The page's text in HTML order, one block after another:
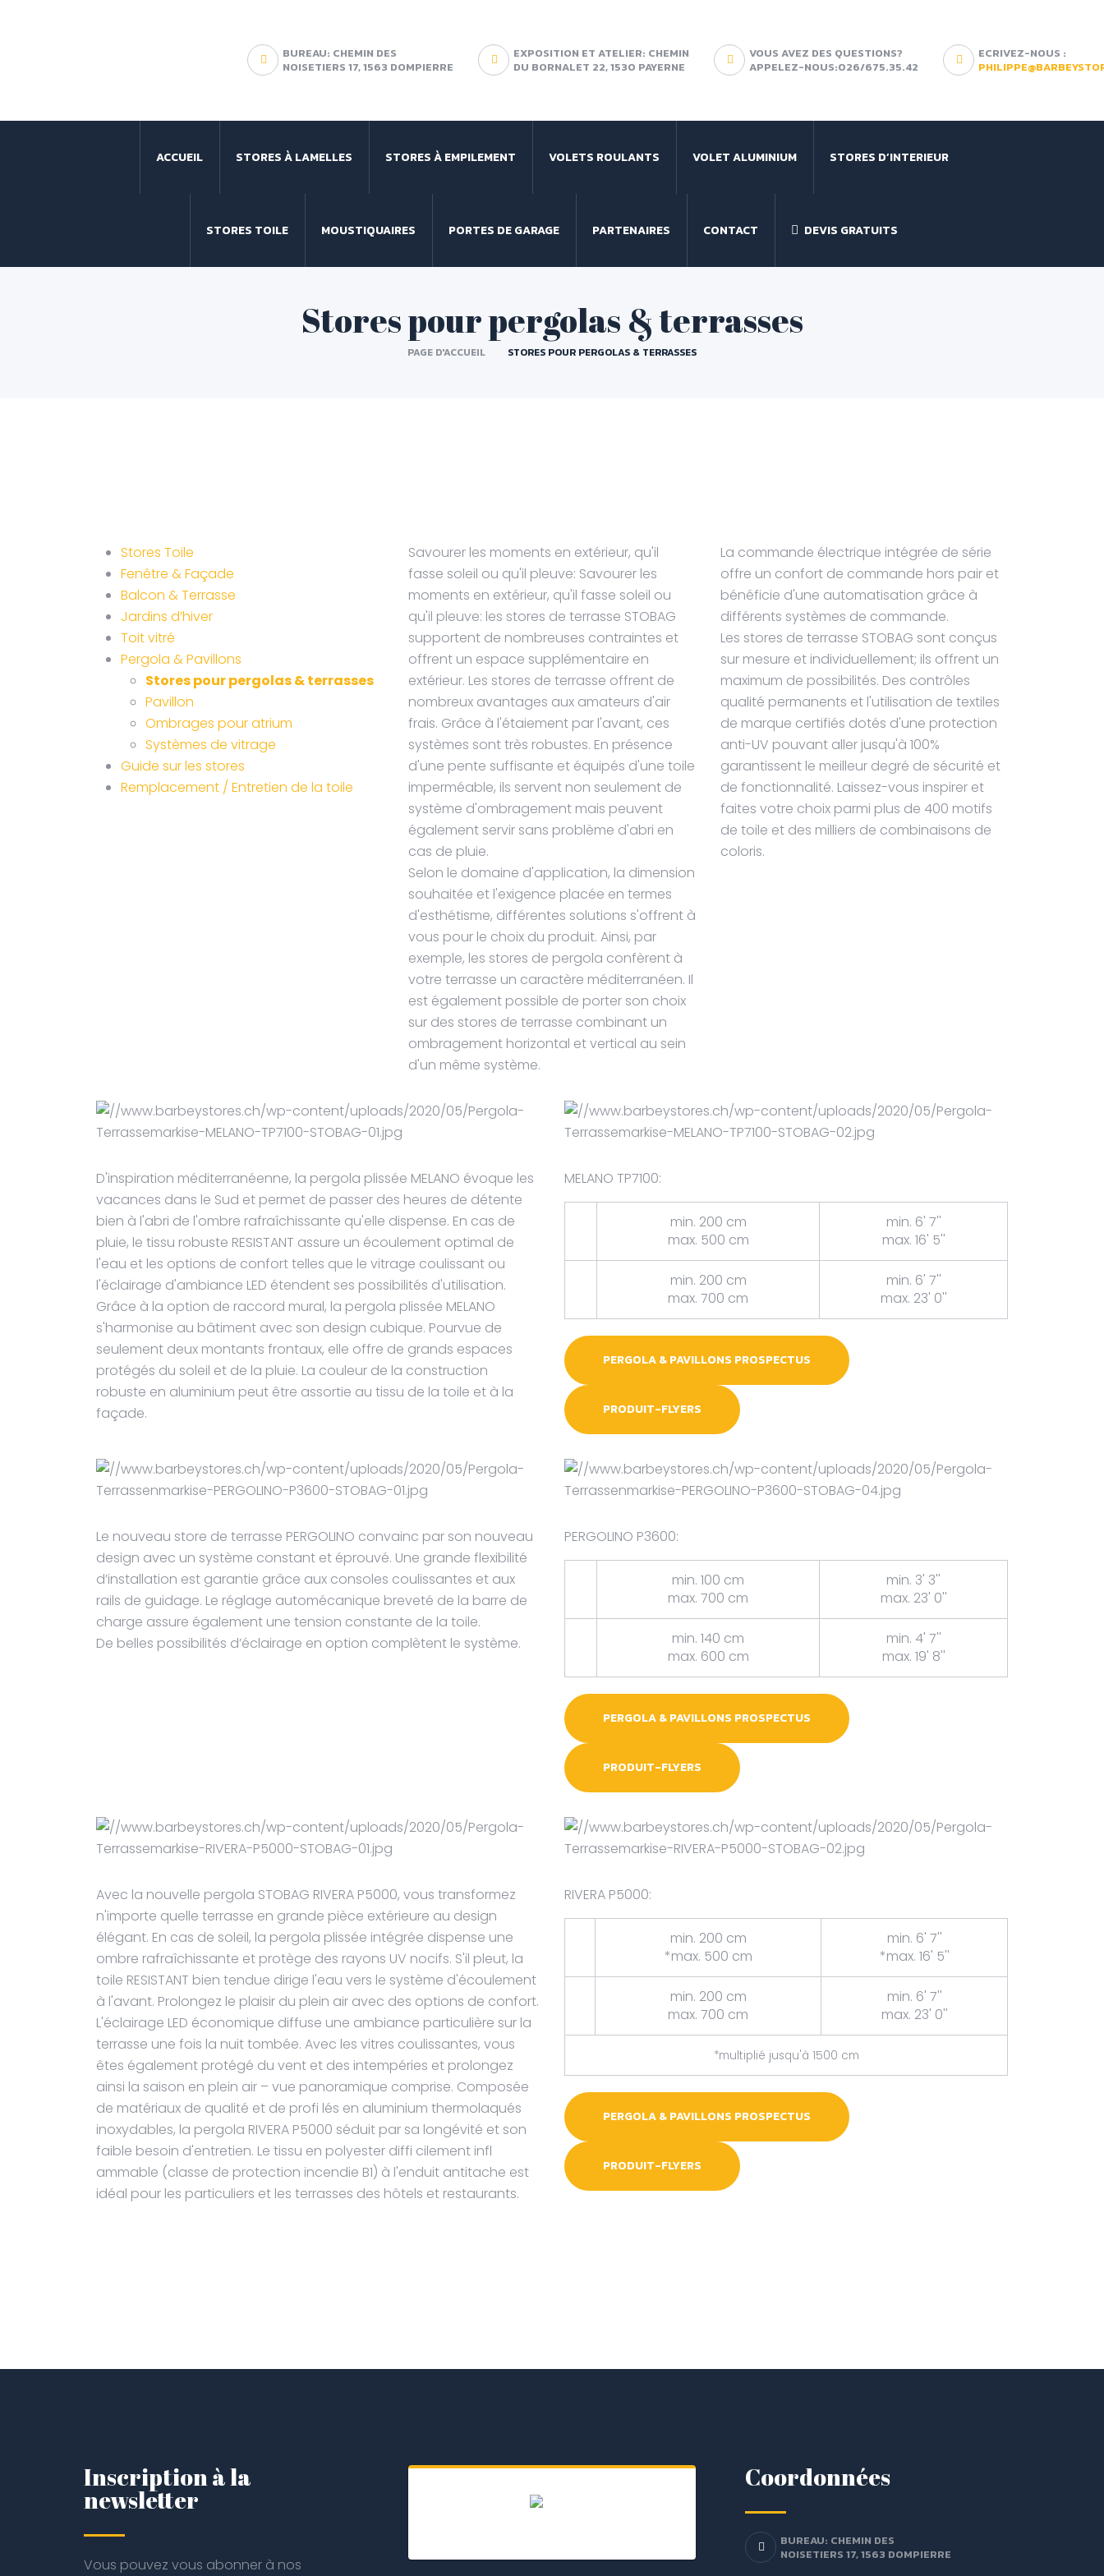
BUREAU: CHEMIN DES
NOISETIERS 17, 1563 DOMPIERRE
EXPOSITION ET ATELIER: CHEMIN
DU BORNALET 22, 1530 PAYERNE
VOUS AVEZ DES QUESTIONS?
APPELEZ-NOUS:026/675.35.42
ECRIVEZ-NOUS :
ACCUEIL STORES À LAMELLES STORES À EMPILEMENT VOLETS ROULANTS VOLET ALUMINIUM STORES D’INTERIEUR
STORES TOILE MOUSTIQUAIRES PORTES DE GARAGE PARTENAIRES CONTACT DEVIS GRATUITS
Stores pour pergolas & terrasses
PAGE D'ACCUEIL STORES POUR PERGOLAS & TERRASSES
Stores Toile
Fenêtre & Façade
Balcon & Terrasse
Jardins d’hiver
Toit vitré
Pergola & Pavillons
Stores pour pergolas & terrasses
Pavillon
Ombrages pour atrium
Systèmes de vitrage
Guide sur les stores
Remplacement / Entretien de la toile
Savourer les moments en extérieur, qu'il
fasse soleil ou qu'il pleuve: Savourer les
moments en extérieur, qu'il fasse soleil ou
qu'il pleuve: les stores de terrasse STOBAG
supportent de nombreuses contraintes et
offrent un espace supplémentaire en
extérieur. Les stores de terrasse offrent de
nombreux avantages aux amateurs d'air
frais. Grâce à l'étaiement par l'avant, ces
systèmes sont très robustes. En présence
d'une pente suffisante et équipés d'une toile
imperméable, ils servent non seulement de
système d'ombragement mais peuvent
également servir sans problème d'abri en
cas de pluie.
Selon le domaine d'application, la dimension
souhaitée et l'exigence placée en termes
d'esthétisme, différentes solutions s'offrent à
vous pour le choix du produit. Ainsi, par
exemple, les stores de pergola confèrent à
votre terrasse un caractère méditerranéen. Il
est également possible de porter son choix
sur des stores de terrasse combinant un
ombragement horizontal et vertical au sein
d'un même système.
La commande électrique intégrée de série
offre un confort de commande hors pair et
bénéficie d'une automatisation grâce à
différents systèmes de commande.
Les stores de terrasse STOBAG sont conçus
sur mesure et individuellement; ils offrent un
maximum de possibilités. Des contrôles
qualité permanents et l'utilisation de textiles
de marque certifiés dotés d'une protection
anti-UV pouvant aller jusqu'à 100%
garantissent le meilleur degré de sécurité et
de fonctionnalité. Laissez-vous inspirer et
faites votre choix parmi plus de 400 motifs
de toile et des milliers de combinaisons de
coloris.
D'inspiration méditerranéenne, la pergola plissée MELANO évoque les
vacances dans le Sud et permet de passer des heures de détente
bien à l'abri de l'ombre rafraîchissante qu'elle dispense. En cas de
pluie, le tissu robuste RESISTANT assure un écoulement optimal de
l'eau et les options de confort telles que le vitrage coulissant ou
l'éclairage d'ambiance LED étendent ses possibilités d'utilisation.
Grâce à la option de raccord mural, la pergola plissée MELANO
s'harmonise au bâtiment avec son design cubique. Pourvue de
seulement deux montants frontaux, elle offre de grands espaces
protégés du soleil et de la pluie. La couleur de la construction
robuste en aluminium peut être assortie au tissu de la toile et à la
façade.
MELANO TP7100:
min. 200 cm
max. 500 cm
min. 6' 7''
max. 16' 5''
min. 200 cm
max. 700 cm
min. 6' 7''
max. 23' 0''
PERGOLA & PAVILLONS PROSPECTUS
PRODUIT-FLYERS
Le nouveau store de terrasse PERGOLINO convainc par son nouveau
design avec un système constant et éprouvé. Une grande flexibilité
d’installation est garantie grâce aux consoles coulissantes et aux
rails de guidage. Le réglage automécanique breveté de la barre de
charge assure également une tension constante de la toile.
De belles possibilités d’éclairage en option complètent le système.
PERGOLINO P3600:
min. 100 cm
max. 700 cm
min. 3' 3''
max. 23' 0''
min. 140 cm
max. 600 cm
min. 4' 7''
max. 19' 8''
PERGOLA & PAVILLONS PROSPECTUS
PRODUIT-FLYERS
Avec la nouvelle pergola STOBAG RIVERA P5000, vous transformez
n'importe quelle terrasse en grande pièce extérieure au design
élégant. En cas de soleil, la pergola plissée intégrée dispense une
ombre rafraîchissante et protège des rayons UV nocifs. S'il pleut, la
toile RESISTANT bien tendue dirige l'eau vers le système d'écoulement
à l'avant. Prolongez le plaisir du plein air avec des options de confort.
L'éclairage LED économique diffuse une ambiance particulière sur la
terrasse une fois la nuit tombée. Avec les vitres coulissantes, vous
êtes également protégé du vent et des intempéries et prolongez
ainsi la saison en plein air – vue panoramique comprise. Composée
de matériaux de qualité et de profi lés en aluminium thermolaqués
inoxydables, la pergola RIVERA P5000 séduit par sa longévité et son
faible besoin d'entretien. Le tissu en polyester diffi cilement infl
ammable (classe de protection incendie B1) à l'enduit antitache est
idéal pour les particuliers et les terrasses des hôtels et restaurants.
RIVERA P5000:
min. 200 cm
*max. 500 cm
min. 6' 7''
*max. 16' 5''
min. 200 cm
max. 700 cm
min. 6' 7''
max. 23' 0''
*multiplié jusqu'à 1500 cm
PERGOLA & PAVILLONS PROSPECTUS
PRODUIT-FLYERS
Inscription à la
newsletter
Vous pouvez vous abonner à nos
Coordonnées
BUREAU: CHEMIN DES
NOISETIERS 17, 1563 DOMPIERRE